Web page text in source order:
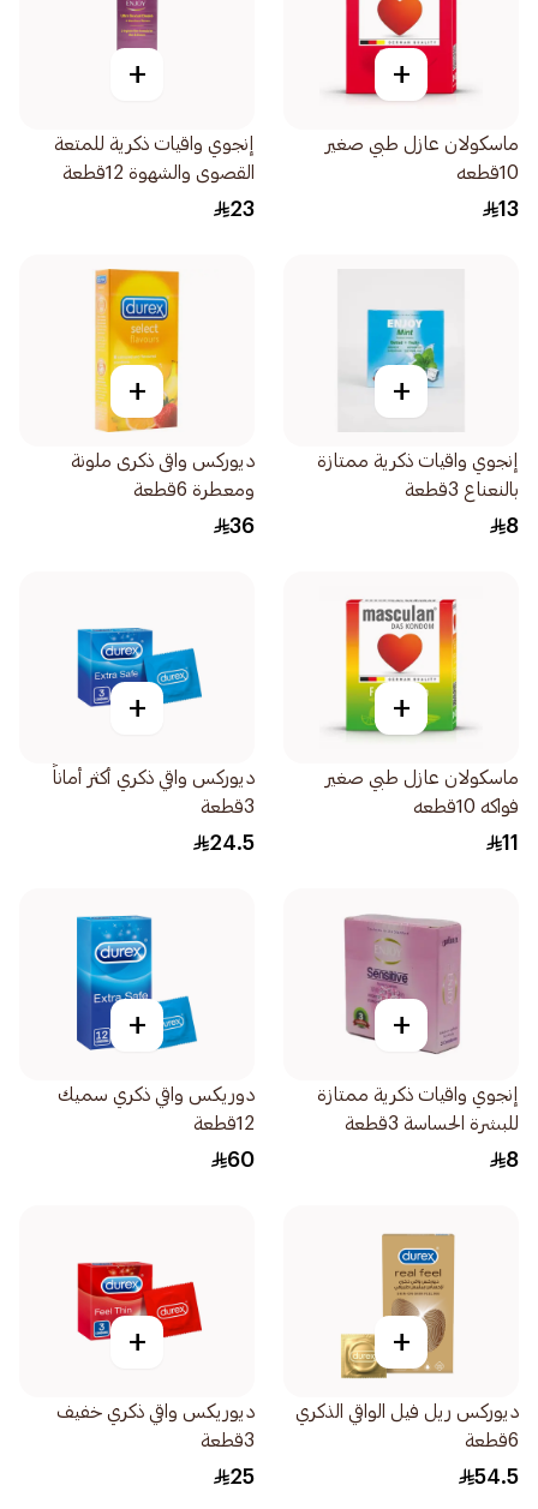
+
ماسكولان عازل طبي صغير
10قطعه
13
+
إنجوي واقيات ذكرية للمتعة
القصوى والشهوة 12قطعة
23
+
إنجوي واقيات ذكرية ممتازة
بالنعناع 3قطعة
8
+
ديوركس واقى ذكرى ملونة
ومعطرة 6قطعة
36
+
ماسكولان عازل طبي صغير
فواكه 10قطعه
11
+
ديوركس واقي ذكري أكثر أماناً
3قطعة
24.5
+
إنجوي واقيات ذكرية ممتازة
للبشرة الحساسة 3قطعة
8
+
دوريكس واقي ذكري سميك
12قطعة
60
+
ديوركس ريل فيل الواقي الذكري
6قطعة
54.5
+
ديوريكس واقي ذكري خفيف
3قطعة
25